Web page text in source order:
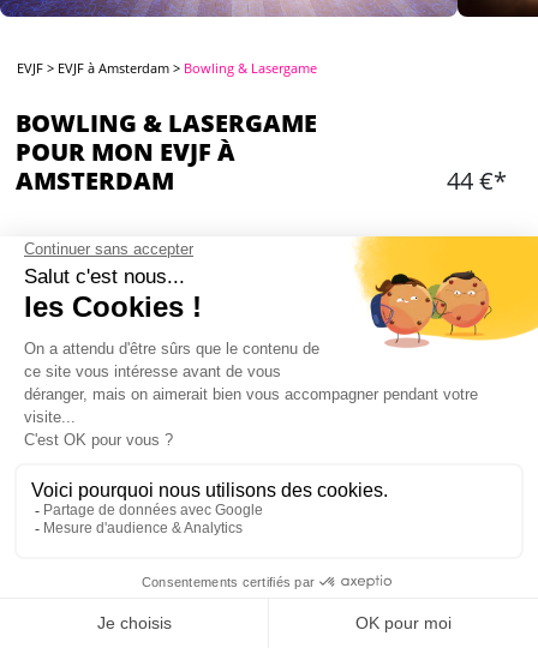
EVJF > EVJF à Amsterdam > Bowling & Lasergame
BOWLING & LASERGAME
POUR MON EVJF À
AMSTERDAM
44 €*
CONTENU
1 partie de Laser Game (15mn)
1 partie de bowling à 10 rounds (1h)
Location des chaussures de bowling
Mon EVJF à Amsterdam